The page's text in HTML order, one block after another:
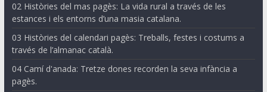
02 Històries del mas pagès: La vida rural a través de les
estances i els entorns d’una masia catalana.
03 Històries del calendari pagès: Treballs, festes i costums a
través de l’almanac català.
04 Camí d'anada: Tretze dones recorden la seva infància a
pagès.